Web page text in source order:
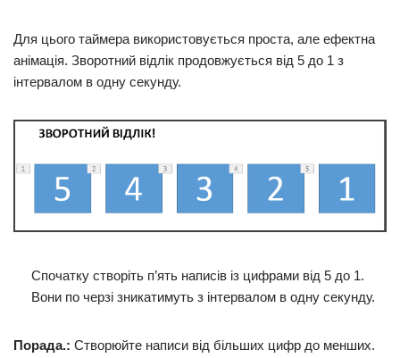
Для цього таймера використовується проста, але ефектна
анімація. Зворотний відлік продовжується від 5 до 1 з
інтервалом в одну секунду.
Спочатку створіть п’ять написів із цифрами від 5 до 1.
Вони по черзі зникатимуть з інтервалом в одну секунду.
Порада.: Створюйте написи від більших цифр до менших.